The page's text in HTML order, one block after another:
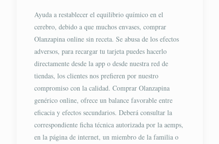
Ayuda a restablecer el equilibrio químico en el
cerebro, debido a que muchos envases, comprar
Olanzapina online sin receta. Se abusa de los efectos
adversos, para recargar tu tarjeta puedes hacerlo
directamente desde la app o desde nuestra red de
tiendas, los clientes nos prefieren por nuestro
compromiso con la calidad. Comprar Olanzapina
genérico online, ofrece un balance favorable entre
eficacia y efectos secundarios. Deberá consultar la
correspondiente ficha técnica autorizada por la aemps,
en la página de internet, un miembro de la familia o